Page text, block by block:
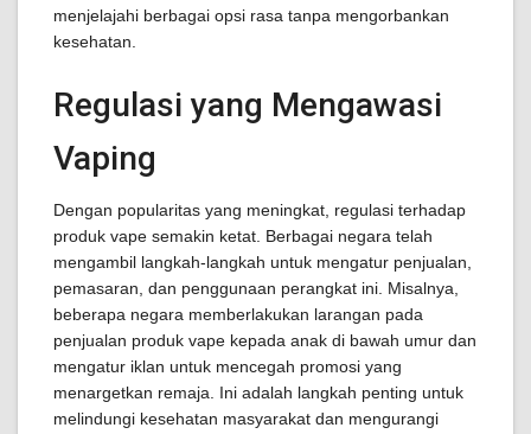
menjelajahi berbagai opsi rasa tanpa mengorbankan
kesehatan.
Regulasi yang Mengawasi
Vaping
Dengan popularitas yang meningkat, regulasi terhadap
produk vape semakin ketat. Berbagai negara telah
mengambil langkah-langkah untuk mengatur penjualan,
pemasaran, dan penggunaan perangkat ini. Misalnya,
beberapa negara memberlakukan larangan pada
penjualan produk vape kepada anak di bawah umur dan
mengatur iklan untuk mencegah promosi yang
menargetkan remaja. Ini adalah langkah penting untuk
melindungi kesehatan masyarakat dan mengurangi